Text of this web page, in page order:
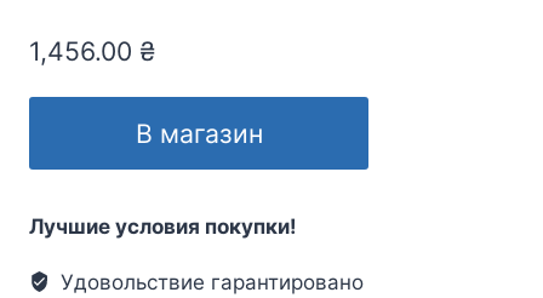
1,456.00 ₴
В магазин
Лучшие условия покупки!
Удовольствие гарантировано